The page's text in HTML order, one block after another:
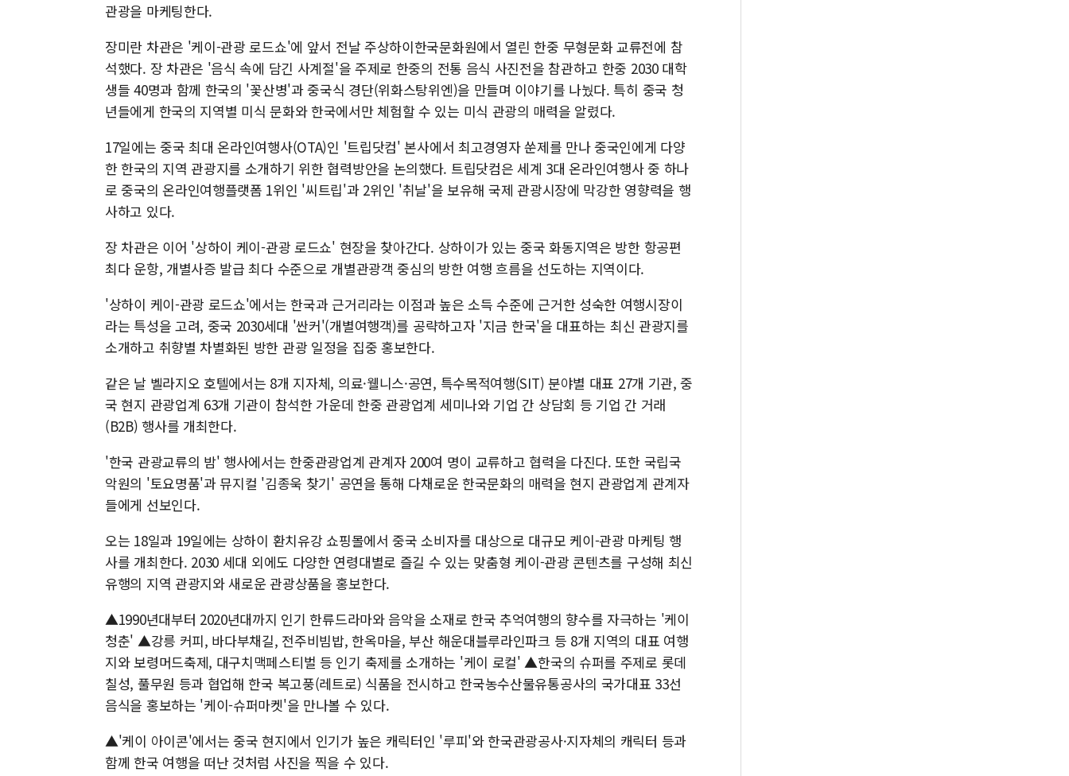
관광을 마케팅한다.
장미란 차관은 '케이-관광 로드쇼'에 앞서 전날 주상하이한국문화원에서 열린 한중 무형문화 교류전에 참
석했다. 장 차관은 '음식 속에 담긴 사계절'을 주제로 한중의 전통 음식 사진전을 참관하고 한중 2030 대학
생들 40명과 함께 한국의 '꽃산병'과 중국식 경단(위화스탕위엔)을 만들며 이야기를 나눴다. 특히 중국 청
년들에게 한국의 지역별 미식 문화와 한국에서만 체험할 수 있는 미식 관광의 매력을 알렸다.
17일에는 중국 최대 온라인여행사(OTA)인 '트립닷컴' 본사에서 최고경영자 쑨제를 만나 중국인에게 다양
한 한국의 지역 관광지를 소개하기 위한 협력방안을 논의했다. 트립닷컴은 세계 3대 온라인여행사 중 하나
로 중국의 온라인여행플랫폼 1위인 '씨트립'과 2위인 '취날'을 보유해 국제 관광시장에 막강한 영향력을 행
사하고 있다.
장 차관은 이어 '상하이 케이-관광 로드쇼' 현장을 찾아간다. 상하이가 있는 중국 화동지역은 방한 항공편
최다 운항, 개별사증 발급 최다 수준으로 개별관광객 중심의 방한 여행 흐름을 선도하는 지역이다.
'상하이 케이-관광 로드쇼'에서는 한국과 근거리라는 이점과 높은 소득 수준에 근거한 성숙한 여행시장이
라는 특성을 고려, 중국 2030세대 '싼커'(개별여행객)를 공략하고자 '지금 한국'을 대표하는 최신 관광지를
소개하고 취향별 차별화된 방한 관광 일정을 집중 홍보한다.
같은 날 벨라지오 호텔에서는 8개 지자체, 의료·웰니스·공연, 특수목적여행(SIT) 분야별 대표 27개 기관, 중
국 현지 관광업계 63개 기관이 참석한 가운데 한중 관광업계 세미나와 기업 간 상담회 등 기업 간 거래
(B2B) 행사를 개최한다.
'한국 관광교류의 밤' 행사에서는 한중관광업계 관계자 200여 명이 교류하고 협력을 다진다. 또한 국립국
악원의 '토요명품'과 뮤지컬 '김종욱 찾기' 공연을 통해 다채로운 한국문화의 매력을 현지 관광업계 관계자
들에게 선보인다.
오는 18일과 19일에는 상하이 환치유강 쇼핑몰에서 중국 소비자를 대상으로 대규모 케이-관광 마케팅 행
사를 개최한다. 2030 세대 외에도 다양한 연령대별로 즐길 수 있는 맞춤형 케이-관광 콘텐츠를 구성해 최신
유행의 지역 관광지와 새로운 관광상품을 홍보한다.
▲1990년대부터 2020년대까지 인기 한류드라마와 음악을 소재로 한국 추억여행의 향수를 자극하는 '케이
청춘' ▲강릉 커피, 바다부채길, 전주비빔밥, 한옥마을, 부산 해운대블루라인파크 등 8개 지역의 대표 여행
지와 보령머드축제, 대구치맥페스티벌 등 인기 축제를 소개하는 '케이 로컬' ▲한국의 슈퍼를 주제로 롯데
칠성, 풀무원 등과 협업해 한국 복고풍(레트로) 식품을 전시하고 한국농수산물유통공사의 국가대표 33선
음식을 홍보하는 '케이-슈퍼마켓'을 만나볼 수 있다.
▲'케이 아이콘'에서는 중국 현지에서 인기가 높은 캐릭터인 '루피'와 한국관광공사·지자체의 캐릭터 등과
함께 한국 여행을 떠난 것처럼 사진을 찍을 수 있다.